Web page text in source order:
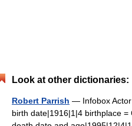
Look at other dictionaries:
Robert Parrish — Infobox
birth date|1916|1|4 birthplace